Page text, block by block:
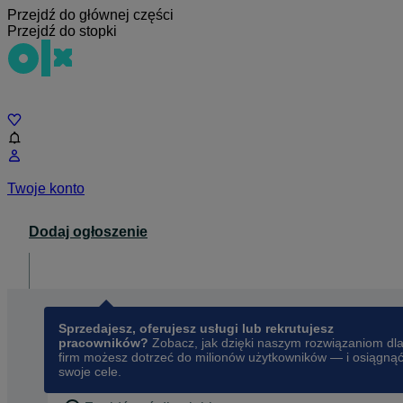
Przejdź do głównej części
Przejdź do stopki
Twoje konto
Dodaj ogłoszenie
Sprzedajesz, oferujesz usługi lub rekrutujesz
pracowników? Zobacz, jak dzięki naszym rozwiązaniom dla
firm możesz dotrzeć do milionów użytkowników — i osiągnąć
swoje cele.